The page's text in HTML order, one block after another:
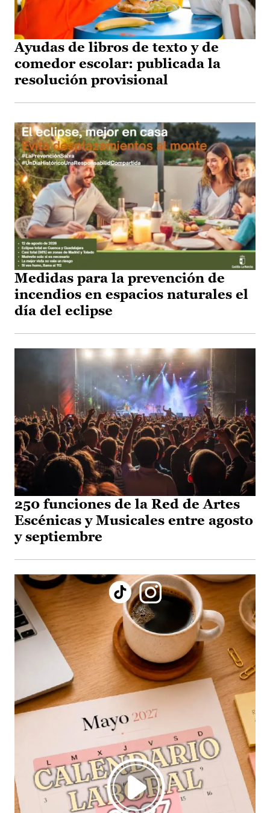
Ayudas de libros de texto y de
comedor escolar: publicada la
resolución provisional
Medidas para la prevención de
incendios en espacios naturales el
día del eclipse
250 funciones de la Red de Artes
Escénicas y Musicales entre agosto
y septiembre